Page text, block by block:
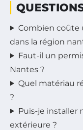
Combien coûte
dans la région
Faut-il un
Nantes ?
Quel matériau
?
Puis-je installer
extérieure ?